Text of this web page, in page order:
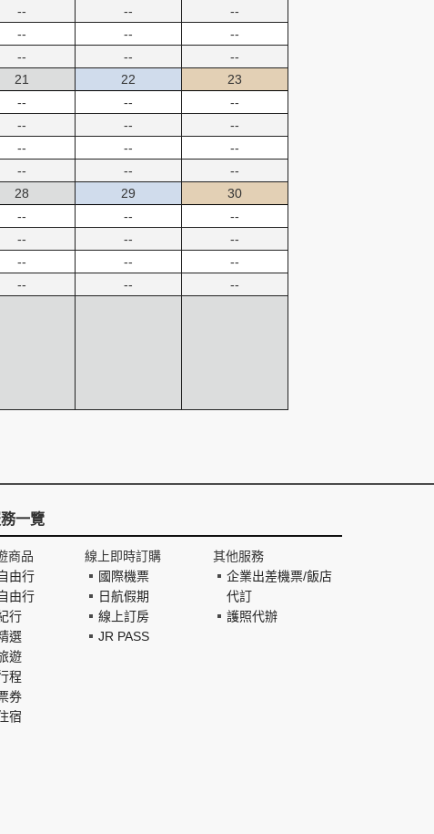
--
--
--
--
--
--
--
--
--
21
--
--
--
--
22
--
--
--
--
23
--
--
--
--
28
--
--
--
--
29
--
--
--
--
30
--
--
--
--
一覽
商品
由行
由行
行
選
遊
程
券
宿
線上即時訂購
國際機票
日航假期
線上訂房
JR PASS
其他服務
企業出差機票/飯店
代訂
護照代辦